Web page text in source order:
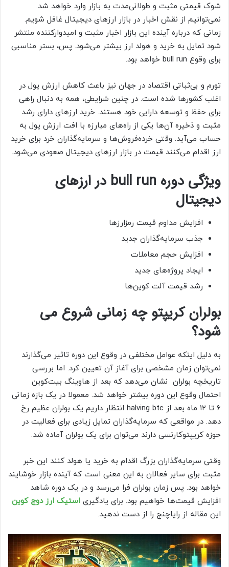
شوک قیمتی مثبت و طولانی‌مدت به بازار وارد خواهد شد.
نمی‌توانیم از نقش اخبار در بازار ارزهای دیجیتال غافل شویم.
زمانی که درباره آینده این بازار اخبار مثبت و امیدوار‌کننده منتشر
شود تمایل به خرید و هولد ارز بیشتر می‌شود. پس، بستر مناسبی
برای وقوع bull run خواهد بود.
تورم و بی‌ثباتی اقتصاد در جهان نیز باعث کاهش ارزش پول در
اغلب کشورها شده است. در چنین شرایطی، همه به دنبال راهی
برای حفظ و توسعه دارایی خود هستند. خرید ارزهای دارای رشد
مثبت و ذخیره آن‌ها یکی از راه‌های مبارزه با افت ارزش پول به
حساب می‌آید. وقتی خرده‌فروش‌ها و سرمایه‌گذاران خرد برای خرید
ارز اقدام می‌کنند قیمت در بازار ارزهای دیجیتال صعودی می‌شود.
ویژگی دوره bull run در ارزهای
دیجیتال
افزایش مداوم قیمت رمزارزها
جذب سرمایه‌گذاران جدید
افزایش حجم معاملات
ایجاد پروژه‌های جدید
رشد قیمت آلت کوین‌ها
بولران کریپتو چه زمانی شروع می
شود؟
به دلیل اینکه عوامل مختلفی در وقوع این دوره تاثیر می‌گذارند
نمی‌توان زمان مشخصی برای آغاز آن تعیین کرد. اما بررسی
تاریخچه بولران نشان می‌دهد که بعد از هاوینگ بیت‌کوین
احتمال وقوع این دوره بیشتر خواهد شد. معمولا در یک بازه زمانی
۶ تا ۱۲ ماه بعد از halving btc انتظار داریم یک بولران عظیم رخ
دهد. در مواقعی که سرمایه‌گذاران تمایل زیادی برای فعالیت در
حوزه کریپتوکارنسی دارند می‌توان برای یک بولران آماده شد.
وقتی سرمایه‌گذاران بزرگ اقدام به خرید یا هولد کنند این خبر
مثبت برای سایر فعالان به این معنی است که آینده بازار خوشایند
خواهد بود. پس زمان بولران فرا می‌رسد و در یک دوره شاهد
افزایش قیمت‌ها خواهیم بود. برای یادگیری استیک ارز دوج کوین
این مقاله از رایاچنج را از دست ندهید.